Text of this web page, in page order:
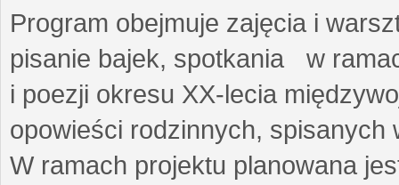
Program obejmuje zajęcia i
pisanie bajek, spotkania w
i poezji okresu XX-lecia
opowieści rodzinnych,
W ramach projektu planowana